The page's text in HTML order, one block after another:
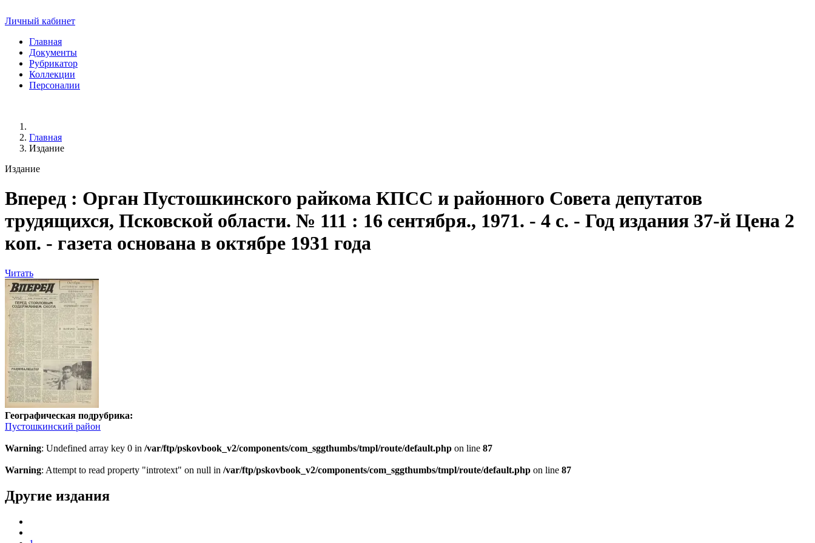
Личный кабинет
Главная
Документы
Рубрикатор
Коллекции
Персоналии
Главная
Издание
Издание
Вперед : Орган Пустошкинского райкома КПСС и районного Совета депутатов
трудящихся, Псковской области. № 111 : 16 сентября., 1971. - 4 с. - Год издания 37-й Цена 2
коп. - газета основана в октябре 1931 года
Читать
Географическая подрубрика:
Пустошкинский район
Warning: Undefined array key 0 in /var/ftp/pskovbook_v2/components/com_sggthumbs/tmpl/route/default.php on line 87
Warning: Attempt to read property "introtext" on null in /var/ftp/pskovbook_v2/components/com_sggthumbs/tmpl/route/default.php on line 87
Другие издания